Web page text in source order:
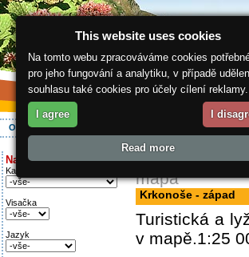
O regionu Aktivně Ubytování
Najděte si:
Kategorie
Visačka
Jazyk
ergis.cz
mapa
Krkonoše - západ
Turistická a
v mapě.1:25
This website uses cookies
Na tomto webu zpracováváme cookies
pro jeho fungování a analytiku, v případě
souhlasu také cookies pro účely cílení reklamy.
I agree I
Read more